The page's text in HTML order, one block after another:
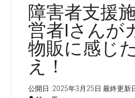
障害者支援
営者Iさんが
物販に感じ
え！
公開日: 2025年3月25日 最終更新